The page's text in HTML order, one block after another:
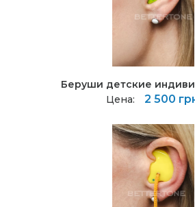
Беруши детские
Цена:
2 500